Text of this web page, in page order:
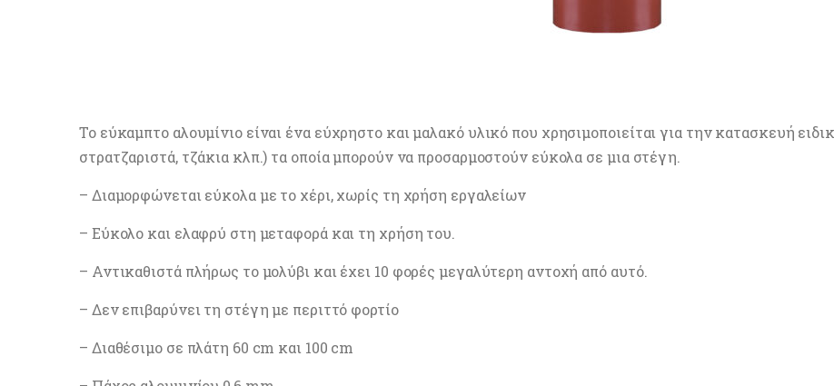
Το εύκαμπτο αλουμίνιο είναι ένα εύχρηστο και μαλακό υλικό που χρησιμοποιείται για την κατασκευή
στρατζαριστά, τζάκια κλπ.) τα οποία μπορούν να προσαρμοστούν εύκολα σε μια στέγη.
– Διαμορφώνεται εύκολα με το χέρι, χωρίς τη χρήση εργαλείων
– Εύκολο και ελαφρύ στη μεταφορά και τη χρήση του.
– Αντικαθιστά πλήρως το μολύβι και έχει 10 φορές μεγαλύτερη αντοχή από αυτό.
– Δεν επιβαρύνει τη στέγη με περιττό φορτίο
– Διαθέσιμο σε πλάτη 60 cm και 100 cm